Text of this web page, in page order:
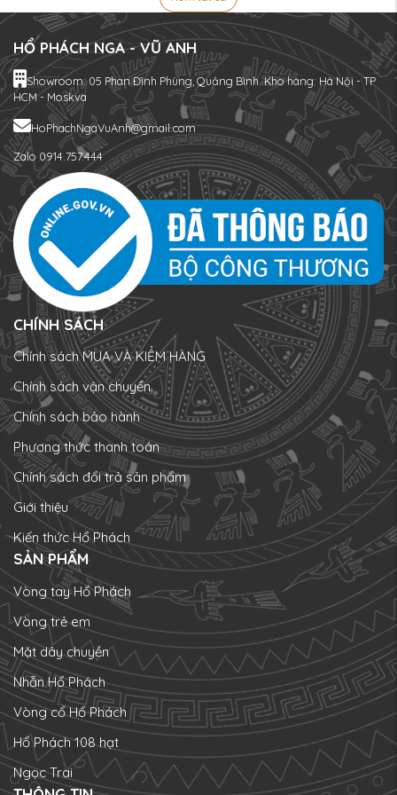
HỔ PHÁCH NGA - VŨ ANH
Showroom: 05 Phan Đình Phùng, Quảng Bình. Kho hàng: Hà Nội - TP
HCM - Moskva
HoPhachNgaVuAnh@gmail.com
Zalo 0914.757.444
CHÍNH SÁCH
Chính sách MUA VÀ KIỂM HÀNG
Chính sách vận chuyển
Chính sách bảo hành
Phương thức thanh toán
Chính sách đổi trả sản phẩm
Giới thiệu
Kiến thức Hổ Phách
SẢN PHẨM
Vòng tay Hổ Phách
Vòng trẻ em
Mặt dây chuyền
Nhẫn Hổ Phách
Vòng cổ Hổ Phách
Hổ Phách 108 hạt
Ngọc Trai